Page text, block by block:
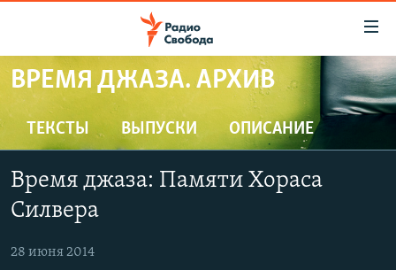
упрощенного
доступа
Вернуться
к
основному
содержанию
Вернутся
ПРОГРАММЫ
ПОДКАСТЫ
ЦИТАТЫ СВОБОДЫ
МНЕНИЯ
КУЛЬТУРА
ВРЕМЯ ДЖАЗА. АРХИВ
ТЕКСТЫ ВЫПУСКИ ОПИСАНИЕ
Время джаза: Памяти Хораса
Силвера
28 июня 2014